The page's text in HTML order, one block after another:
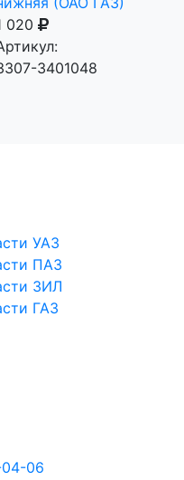
020
3401048
УАЗ
ПАЗ
ЗИЛ
ГАЗ
06